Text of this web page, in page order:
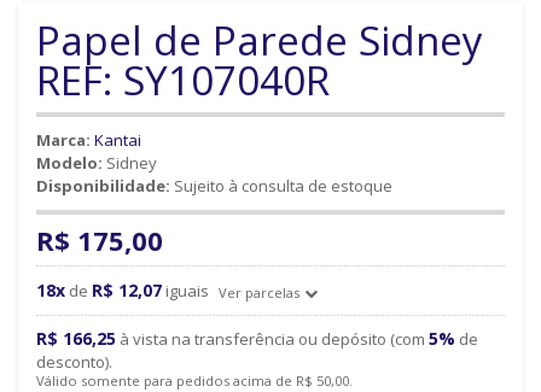
Papel de Parede Sidney
REF: SY107040R
Marca: Kantai
Modelo: Sidney
Disponibilidade: Sujeito à consulta de estoque
R$ 175,00
18x de R$ 12,07 iguais Ver parcelas
R$ 166,25 à vista na transferência ou depósito (com 5% de
desconto).
Válido somente para pedidos acima de R$ 50,00.